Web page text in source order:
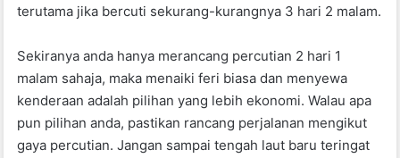
terutama jika bercuti sekurang-kurangnya 3 hari 2 malam.
Sekiranya anda hanya merancang percutian 2 hari 1
malam sahaja, maka menaiki feri biasa dan menyewa
kenderaan adalah pilihan yang lebih ekonomi. Walau apa
pun pilihan anda, pastikan rancang perjalanan mengikut
gaya percutian. Jangan sampai tengah laut baru teringat